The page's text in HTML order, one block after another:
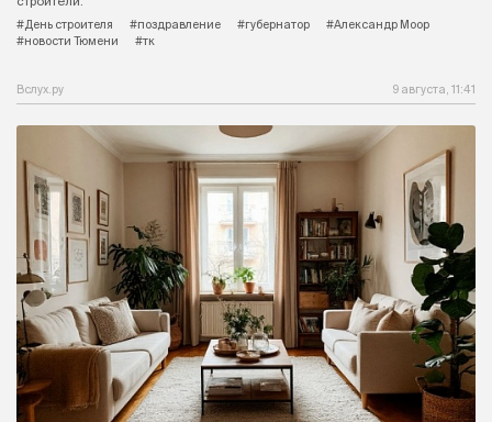
#День строителя
#поздравление #губернатор
#Александр Моор
#новости Тюмени
#тк
Вслух.ру 9 августа, 11:41